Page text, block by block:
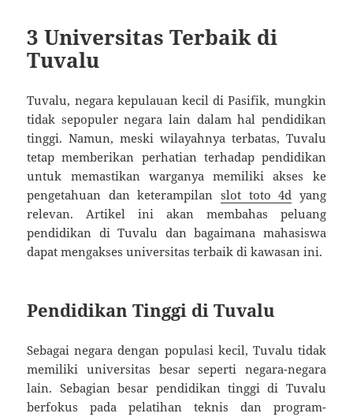
3 Universitas Terbaik di
Tuvalu
Tuvalu, negara kepulauan kecil di Pasifik, mungkin
tidak sepopuler negara lain dalam hal pendidikan
tinggi. Namun, meski wilayahnya terbatas, Tuvalu
tetap memberikan perhatian terhadap pendidikan
untuk memastikan warganya memiliki akses ke
pengetahuan dan keterampilan slot toto 4d yang
relevan. Artikel ini akan membahas peluang
pendidikan di Tuvalu dan bagaimana mahasiswa
dapat mengakses universitas terbaik di kawasan ini.
Pendidikan Tinggi di Tuvalu
Sebagai negara dengan populasi kecil, Tuvalu tidak
memiliki universitas besar seperti negara-negara
lain. Sebagian besar pendidikan tinggi di Tuvalu
berfokus pada pelatihan teknis dan program-